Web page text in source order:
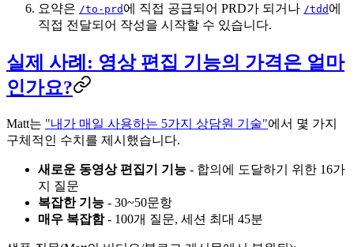
요약은 /to-prd 에 직접 공급되어 PRD가 되거나 /tdd 에
직접 전달되어 작성을 시작할 수 있습니다.
실제 사례: 영상 편집 기능의 가격은 얼마
인가요?
Matt는 "내가 매일 사용하는 5가지 상담원 기술"에서 몇 가지
구체적인 수치를 제시했습니다.
새로운 동영상 편집기 기능 - 합의에 도달하기 위한 16가
지 질문
복잡한 기능 - 30~50문항
매우 복잡함- 100개 질문, 세션 최대 45분